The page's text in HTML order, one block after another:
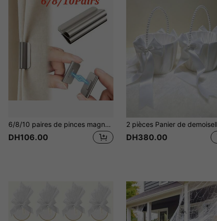
6/8/10 paires de pinces magnétiques pour rideaux, épingles de fermeture magnétique pour rideaux gardent les rideaux fermés, empêchent la fuite de lumière, boutons-pression de fermeture de rideaux convenant pour les rideaux intérieurs et extérieurs, maison, chambre, bureau
DH106.00 DH380.00